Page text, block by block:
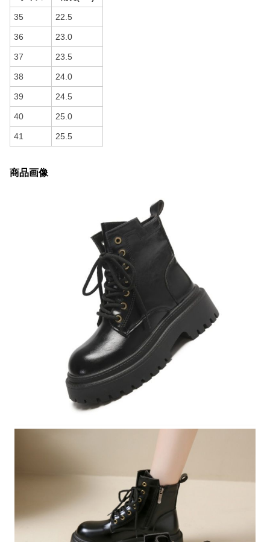
35 22.5
36 23.0
37 23.5
38 24.0
39 24.5
40 25.0
41 25.5
商品画像